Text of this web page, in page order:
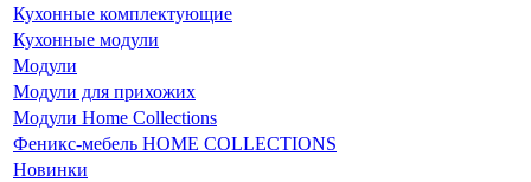
Кухонные комплектующие
Кухонные модули
Модули
Модули для прихожих
Модули Home Collections
Феникс-мебель HOME COLLECTIONS
Новинки